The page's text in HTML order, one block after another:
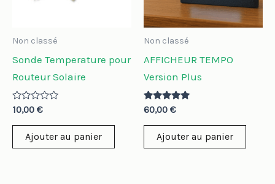
Non classé
Sonde Temperature pour
Routeur Solaire
Note
sur
10,00 €
Ajouter au panier
Non classé
AFFICHEUR TEMPO
Version Plus
Note
5.00
sur 5
60,00 €
Ajouter au panier